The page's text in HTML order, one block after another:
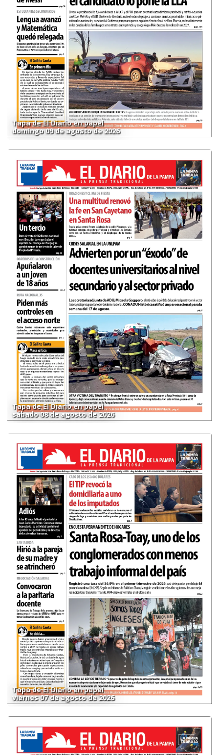
Tapa de El Diario en papel
domingo 09 de agosto de 2026
Tapa de El Diario en papel
sábado 08 de agosto de 2026
Tapa de El Diario en papel
viernes 07 de agosto de 2026